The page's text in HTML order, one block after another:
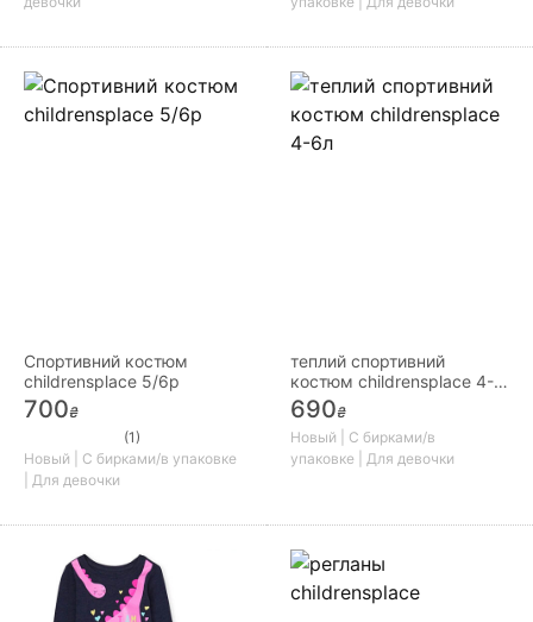
Спортивний костюм
childrensplace 5/6р
700₴
(1)
Новый | С бирками/в упаковке
| Для девочки
теплий спортивний
костюм childrensplace 4-
6л
690₴
Новый | С бирками/в
упаковке | Для девочки